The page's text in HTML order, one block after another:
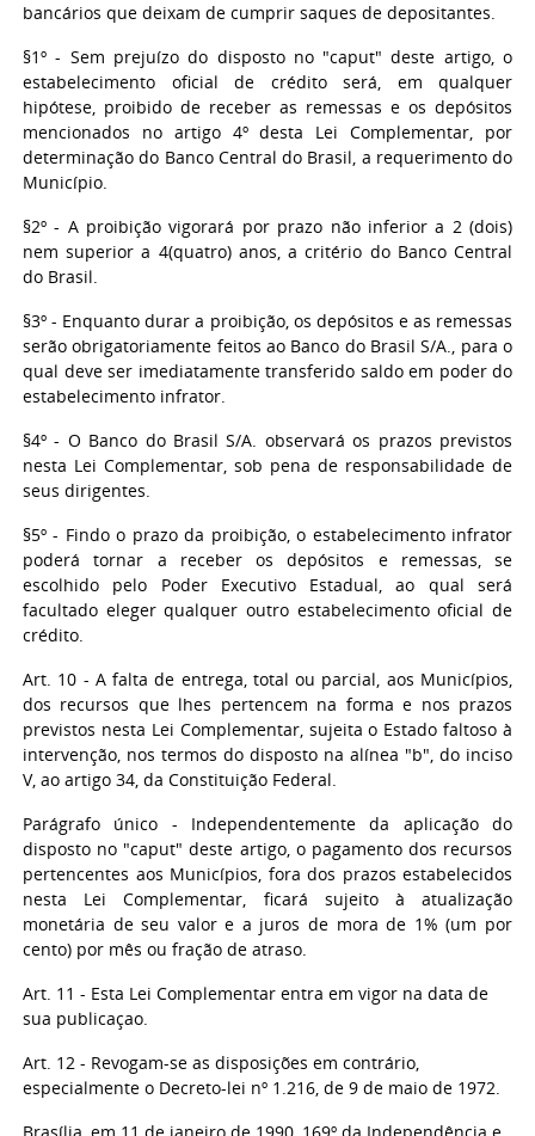
bancários que deixam de cumprir saques de depositantes.
§1º - Sem prejuízo do disposto no "caput" deste artigo, o
estabelecimento oficial de crédito será, em qualquer
hipótese, proibido de receber as remessas e os depósitos
mencionados no artigo 4º desta Lei Complementar, por
determinação do Banco Central do Brasil, a requerimento do
Município.
§2º - A proibição vigorará por prazo não inferior a 2 (dois)
nem superior a 4(quatro) anos, a critério do Banco Central
do Brasil.
§3º - Enquanto durar a proibição, os depósitos e as remessas
serão obrigatoriamente feitos ao Banco do Brasil S/A., para o
qual deve ser imediatamente transferido saldo em poder do
estabelecimento infrator.
§4º - O Banco do Brasil S/A. observará os prazos previstos
nesta Lei Complementar, sob pena de responsabilidade de
seus dirigentes.
§5º - Findo o prazo da proibição, o estabelecimento infrator
poderá tornar a receber os depósitos e remessas, se
escolhido pelo Poder Executivo Estadual, ao qual será
facultado eleger qualquer outro estabelecimento oficial de
crédito.
Art. 10 - A falta de entrega, total ou parcial, aos Municípios,
dos recursos que lhes pertencem na forma e nos prazos
previstos nesta Lei Complementar, sujeita o Estado faltoso à
intervenção, nos termos do disposto na alínea "b", do inciso
V, ao artigo 34, da Constituição Federal.
Parágrafo único - Independentemente da aplicação do
disposto no "caput" deste artigo, o pagamento dos recursos
pertencentes aos Municípios, fora dos prazos estabelecidos
nesta Lei Complementar, ficará sujeito à atualização
monetária de seu valor e a juros de mora de 1% (um por
cento) por mês ou fração de atraso.
Art. 11 - Esta Lei Complementar entra em vigor na data de
sua publicaçao.
Art. 12 - Revogam-se as disposições em contrário,
especialmente o Decreto-lei nº 1.216, de 9 de maio de 1972.